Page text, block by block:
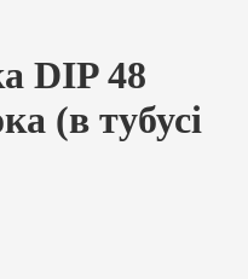
DIP 48
(в тубусі